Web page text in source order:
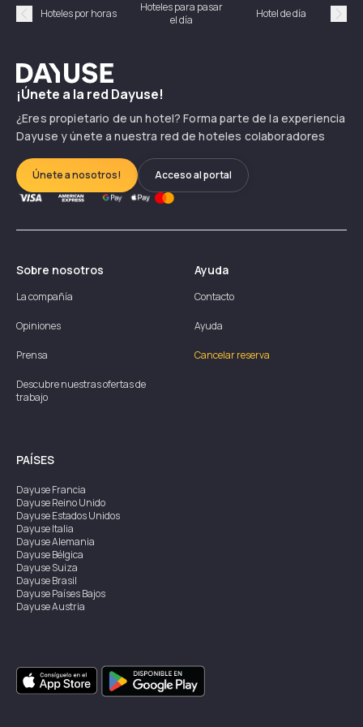
Précédent
Hoteles por horas
Hoteles para pasar
el día
Hotel de día
Dayuse
¡Únete a la red Dayuse!
¿Eres propietario de un hotel? Forma parte de la experiencia
Dayuse y únete a nuestra red de hoteles colaboradores
Únete a nosotros! Acceso al portal
Sobre nosotros
La compañía
Opiniones
Prensa
Descubre nuestras ofertas de
trabajo
Ayuda
Contacto
Ayuda
Cancelar reserva
PAÍSES
DayuseFrancia
DayuseReino Unido
DayuseEstados Unidos
DayuseItalia
DayuseAlemania
DayuseBélgica
DayuseSuiza
DayuseBrasil
DayusePaíses Bajos
DayuseAustria
DayuseSingapur
DayuseSuecia
DayuseTailandia